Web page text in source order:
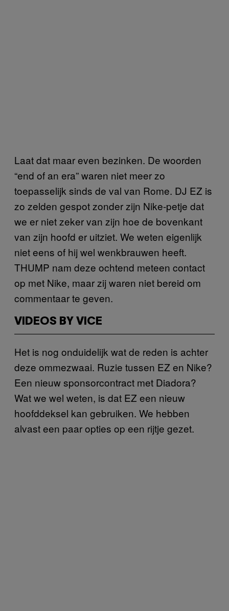
Laat dat maar even bezinken. De woorden
“end of an era” waren niet meer zo
toepasselijk sinds de val van Rome. DJ EZ is
zo zelden gespot zonder zijn Nike-petje dat
we er niet zeker van zijn hoe de bovenkant
van zijn hoofd er uitziet. We weten eigenlijk
niet eens of hij wel wenkbrauwen heeft.
THUMP nam deze ochtend meteen contact
op met Nike, maar zij waren niet bereid om
commentaar te geven.
VIDEOS BY VICE
Het is nog onduidelijk wat de reden is achter
deze ommezwaai. Ruzie tussen EZ en Nike?
Een nieuw sponsorcontract met Diadora?
Wat we wel weten, is dat EZ een nieuw
hoofddeksel kan gebruiken. We hebben
alvast een paar opties op een rijtje gezet.